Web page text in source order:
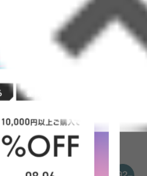
【幅32.5cm】キッチンラック
クーポン利用で
¥28,720→
在庫：△